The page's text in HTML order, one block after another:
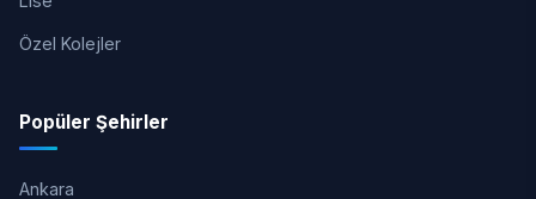
Özel Kolejler
Popüler Şehirler
Ankara